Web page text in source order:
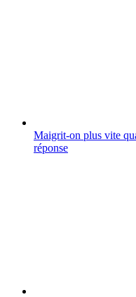
Maigrit-on plus vite
réponse